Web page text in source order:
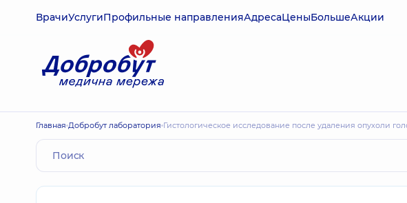
ВрачиУслугиПрофильные направленияАдресаЦеныБольшеАкции
Главная Добробут лаборатория Гистологическое исследование после удаления опухоли